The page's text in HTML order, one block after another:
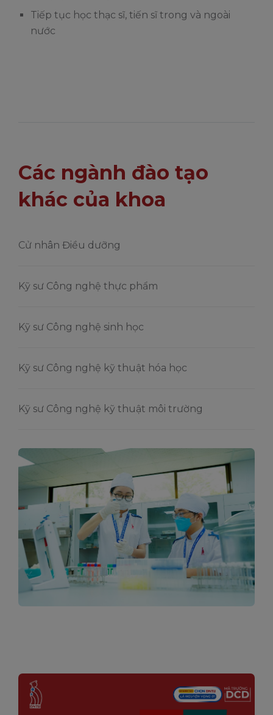
Tiếp tục học thạc sĩ, tiến sĩ trong và ngoài
nước
Các ngành đào tạo
khác của khoa
Cử nhân Điều dưỡng
Kỹ sư Công nghệ thực phẩm
Kỹ sư Công nghệ sinh học
Kỹ sư Công nghệ kỹ thuật hóa học
Kỹ sư Công nghệ kỹ thuật môi trường